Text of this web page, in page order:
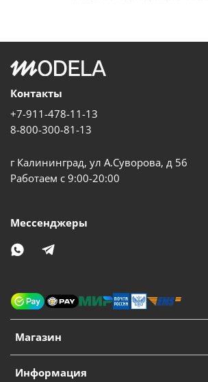
Магазин
Информация
Контакты
+7-911-478-11-13
8-800-300-81-13
г Калининград, ул А.Суворова, д 56
Работаем с 9:00-20:00
Мессенджеры